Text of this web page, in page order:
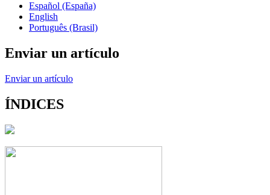
Español (España)
English
Português (Brasil)
Enviar un artículo
Enviar un artículo
ÍNDICES